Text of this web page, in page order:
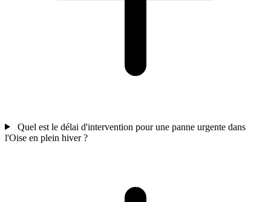
Quel est le délai d'intervention pour une panne urgente dans
l'Oise en plein hiver ?